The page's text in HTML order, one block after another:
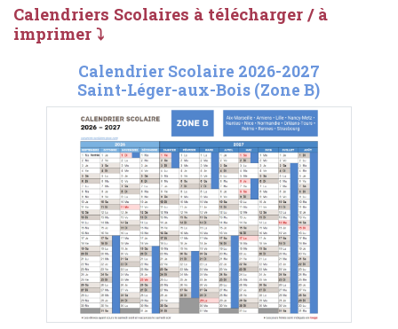
Calendriers Scolaires à télécharger / à
imprimer ⤵
Calendrier Scolaire 2026-2027
Saint-Léger-aux-Bois (Zone B)